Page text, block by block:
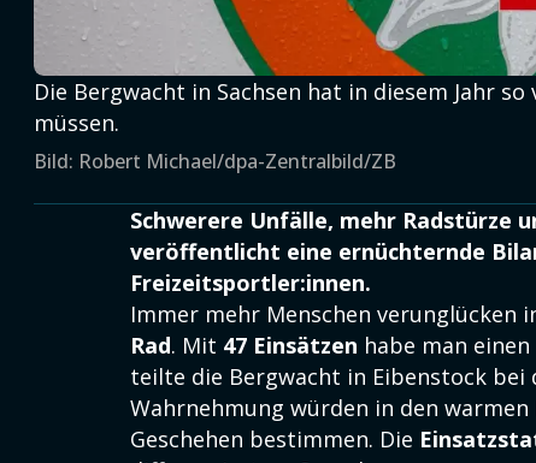
Die Bergwacht in Sachsen hat in diesem Jahr
müssen.
Bild: Robert Michael/dpa-Zentralbild/ZB
Schwerere Unfälle, mehr Radstürze
veröffentlicht eine ernüchternde
Freizeitsportler:innen.
Immer mehr Menschen verunglücken
Rad. Mit 47 Einsätzen habe man einen
teilte die Bergwacht in Eibenstock
Wahrnehmung würden in den
Geschehen bestimmen. Die